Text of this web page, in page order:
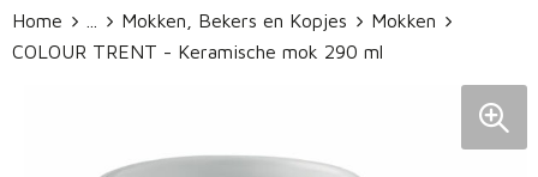
Snoepgoed
Jassen
Autotassen
Home Mokken, Bekers en Kopjes
Mokken
COLOUR TRENT - Keramische mok 290 ml